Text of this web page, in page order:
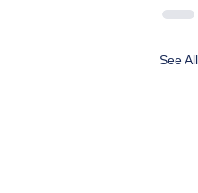
See All